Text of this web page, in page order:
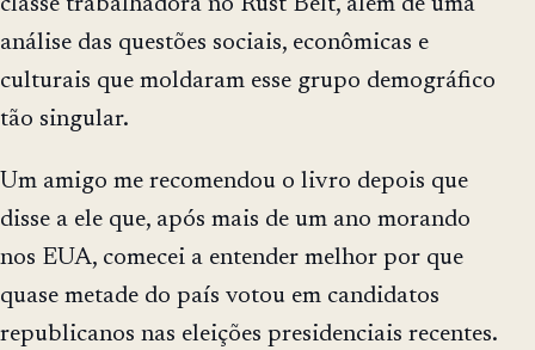
classe trabalhadora no Rust Belt, além de uma
análise das questões sociais, econômicas e
culturais que moldaram esse grupo demográfico
tão singular.
Um amigo me recomendou o livro depois que
disse a ele que, após mais de um ano morando
nos EUA, comecei a entender melhor por que
quase metade do país votou em candidatos
republicanos nas eleições presidenciais recentes.